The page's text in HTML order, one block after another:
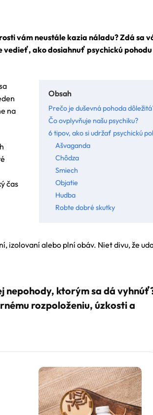
vám neustále kazia náladu? Zdá sa
ako dosiahnuť psychickú
Obsah
Prečo je duševná pohoda
Čo ovplyvňuje našu psychiku?
6 tipov, ako si udržať psychickú
Ašvaganda
Chôdza
Smiech
Objatie
Hudba
Robte dobré skutky
na
čas
izolovaní alebo plní obáv. Niet divu, že
nepohody, ktorým sa dá
rozpoloženiu, úzkosti a